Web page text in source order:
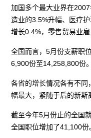
加国多个最大业界在
造业的3.5%升幅、医疗
增长0.4%，零售贸易业雇
全国而言，5月份支薪职
6,900份至14,258,800份。
各省的增长情况各有不
幅最大，紧随于后的新斯
截至今年5月份止的全国
全国职位增加了41,100份